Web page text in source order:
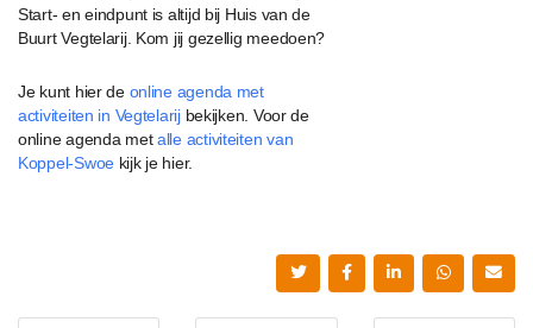
Start- en eindpunt is altijd bij Huis van de
Buurt Vegtelarij. Kom jij gezellig meedoen?
Je kunt hier de online agenda met
activiteiten in Vegtelarijbekijken. Voor de
online agenda metalle activiteiten van
Koppel-Swoekijk je hier.